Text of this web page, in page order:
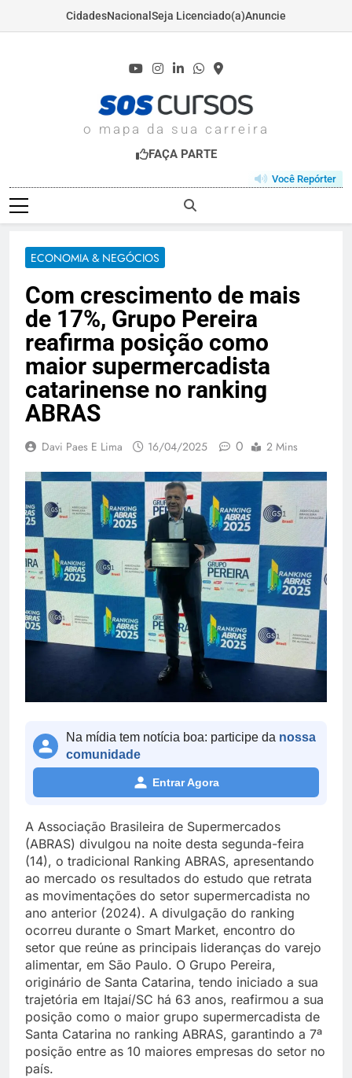
CidadesNacional Seja Licenciado(a)Anuncie
o mapa da sua carreira
FAÇA PARTE
Você Repórter
ECONOMIA & NEGÓCIOS
Com crescimento de mais
de 17%, Grupo Pereira
reafirma posição como
maior supermercadista
catarinense no ranking
ABRAS
Davi Paes E Lima 16/04/2025 0 2 Mins
Na mídia tem notícia boa: participe da nossa
comunidade
Entrar Agora
A Associação Brasileira de Supermercados
(ABRAS) divulgou na noite desta segunda-feira
(14), o tradicional Ranking ABRAS, apresentando
ao mercado os resultados do estudo que retrata
as movimentações do setor supermercadista no
ano anterior (2024). A divulgação do ranking
ocorreu durante o Smart Market, encontro do
setor que reúne as principais lideranças do varejo
alimentar, em São Paulo. O Grupo Pereira,
originário de Santa Catarina, tendo iniciado a sua
trajetória em Itajaí/SC há 63 anos, reafirmou a sua
posição como o maior grupo supermercadista de
Santa Catarina no ranking ABRAS, garantindo a 7ª
posição entre as 10 maiores empresas do setor no
país.